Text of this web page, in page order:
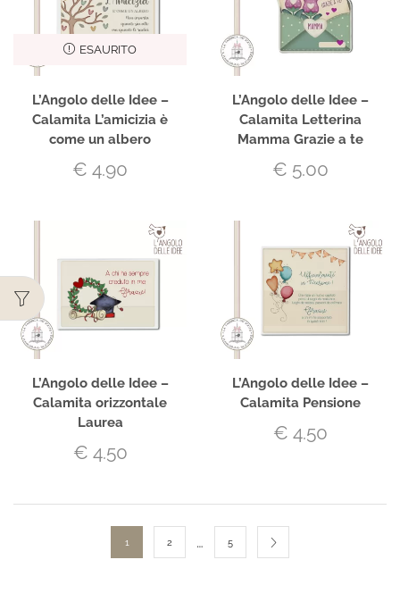
ESAURITO
L’Angolo delle Idee –
Calamita L’amicizia è
come un albero
€ 4.90
L’Angolo delle Idee –
Calamita Letterina
Mamma Grazie a te
€ 5.00
L’Angolo delle Idee –
Calamita orizzontale
Laurea
€ 4.50
L’Angolo delle Idee –
Calamita Pensione
€ 4.50
1 2 … 5